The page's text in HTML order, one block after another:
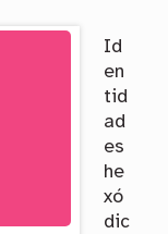
Id
en
tid
ad
es
he
xó
dic